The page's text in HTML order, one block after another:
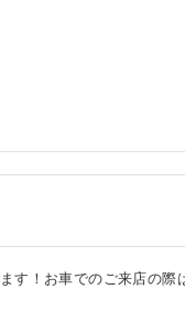
す！お車でのご来店の